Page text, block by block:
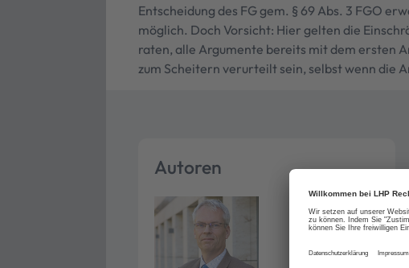
Entscheidung des FG gem. § 69 Abs. 3 FGO
möglich. Doch Vorsicht: Hier gelten die
raten, alle Argumente bereits mit dem ersten
zum Scheitern verurteilt sein, selbst wenn die
Autoren